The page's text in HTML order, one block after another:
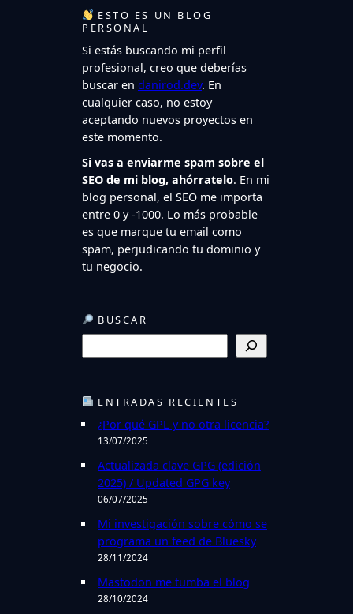
ESTO ES UN BLOG
PERSONAL
Si estás buscando mi perfil
profesional, creo que deberías
buscar en danirod.dev. En
cualquier caso, no estoy
aceptando nuevos proyectos en
este momento.
Si vas a enviarme spam sobre el
SEO de mi blog, ahórratelo. En mi
blog personal, el SEO me importa
entre 0 y -1000. Lo más probable
es que marque tu email como
spam, perjudicando tu dominio y
tu negocio.
BUSCAR
u
c
a
r
ENTRADAS RECIENTES
¿Por qué GPL y no otra licencia?
13/07/2025
Actualizada clave GPG (edición
2025) / Updated GPG key
06/07/2025
Mi investigación sobre cómo se
programa un feed de Bluesky
28/11/2024
Mastodon me tumba el blog
28/10/2024